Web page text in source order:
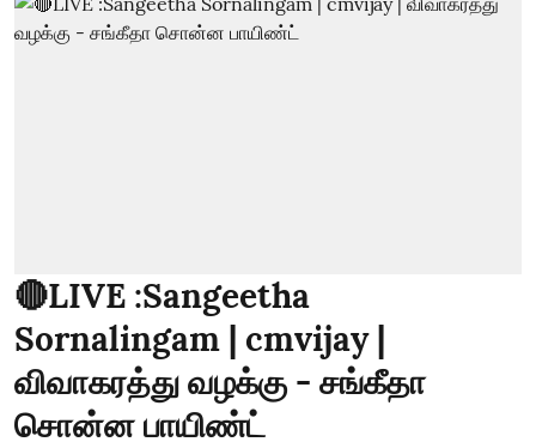
🔴LIVE :Sangeetha
Sornalingam | cmvijay |
விவாகரத்து வழக்கு - சங்கீதா
சொன்ன பாயிண்ட்